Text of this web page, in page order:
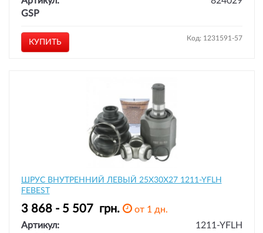
GSP
КУПИТЬ Код: 1231591-57
ШРУС ВНУТРЕННИЙ ЛЕВЫЙ 25X30X27 1211-YFLH
FEBEST
3 868 - 5 507 грн.
от 1 дн.
Артикул:
1211-YFLH